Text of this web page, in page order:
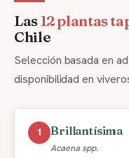
Las 12 plantas
Chile
Selección basada en
disponibilidad en
1 Brillantísima
Acaena spp.